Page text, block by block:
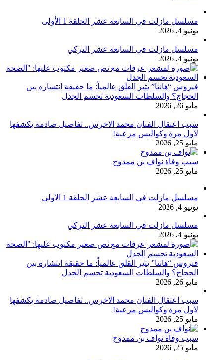
مسلسل مازلت في السابعة عشر الحلقة 1 الأولى
يونيو 4, 2026
مسلسل مازلت في السابعة عشر التركي
يونيو 4, 2026
فيروس “هانتا” يثير القلق عالمياً: ما حقيقة انتشاره بين
الحجاج؟ والسلطات السعودية تحسم الجدل
مايو 26, 2026
سبب اعتقال الفنان محمد الاخرس.. تفاصيل صادمة يكشفها
لأول مرة وكواليس مرعبة!
مايو 25, 2026
سبب وفاة نواف بن ممدوح
مايو 25, 2026
مسلسل مازلت في السابعة عشر الحلقة 1 الأولى
يونيو 4, 2026
مسلسل مازلت في السابعة عشر التركي
يونيو 4, 2026
فيروس “هانتا” يثير القلق عالمياً: ما حقيقة انتشاره بين
الحجاج؟ والسلطات السعودية تحسم الجدل
مايو 26, 2026
سبب اعتقال الفنان محمد الاخرس.. تفاصيل صادمة يكشفها
لأول مرة وكواليس مرعبة!
مايو 25, 2026
سبب وفاة نواف بن ممدوح
مايو 25, 2026